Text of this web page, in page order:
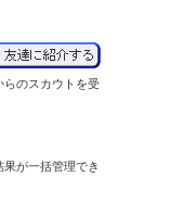
らのスカウトを受
果が一括管理でき